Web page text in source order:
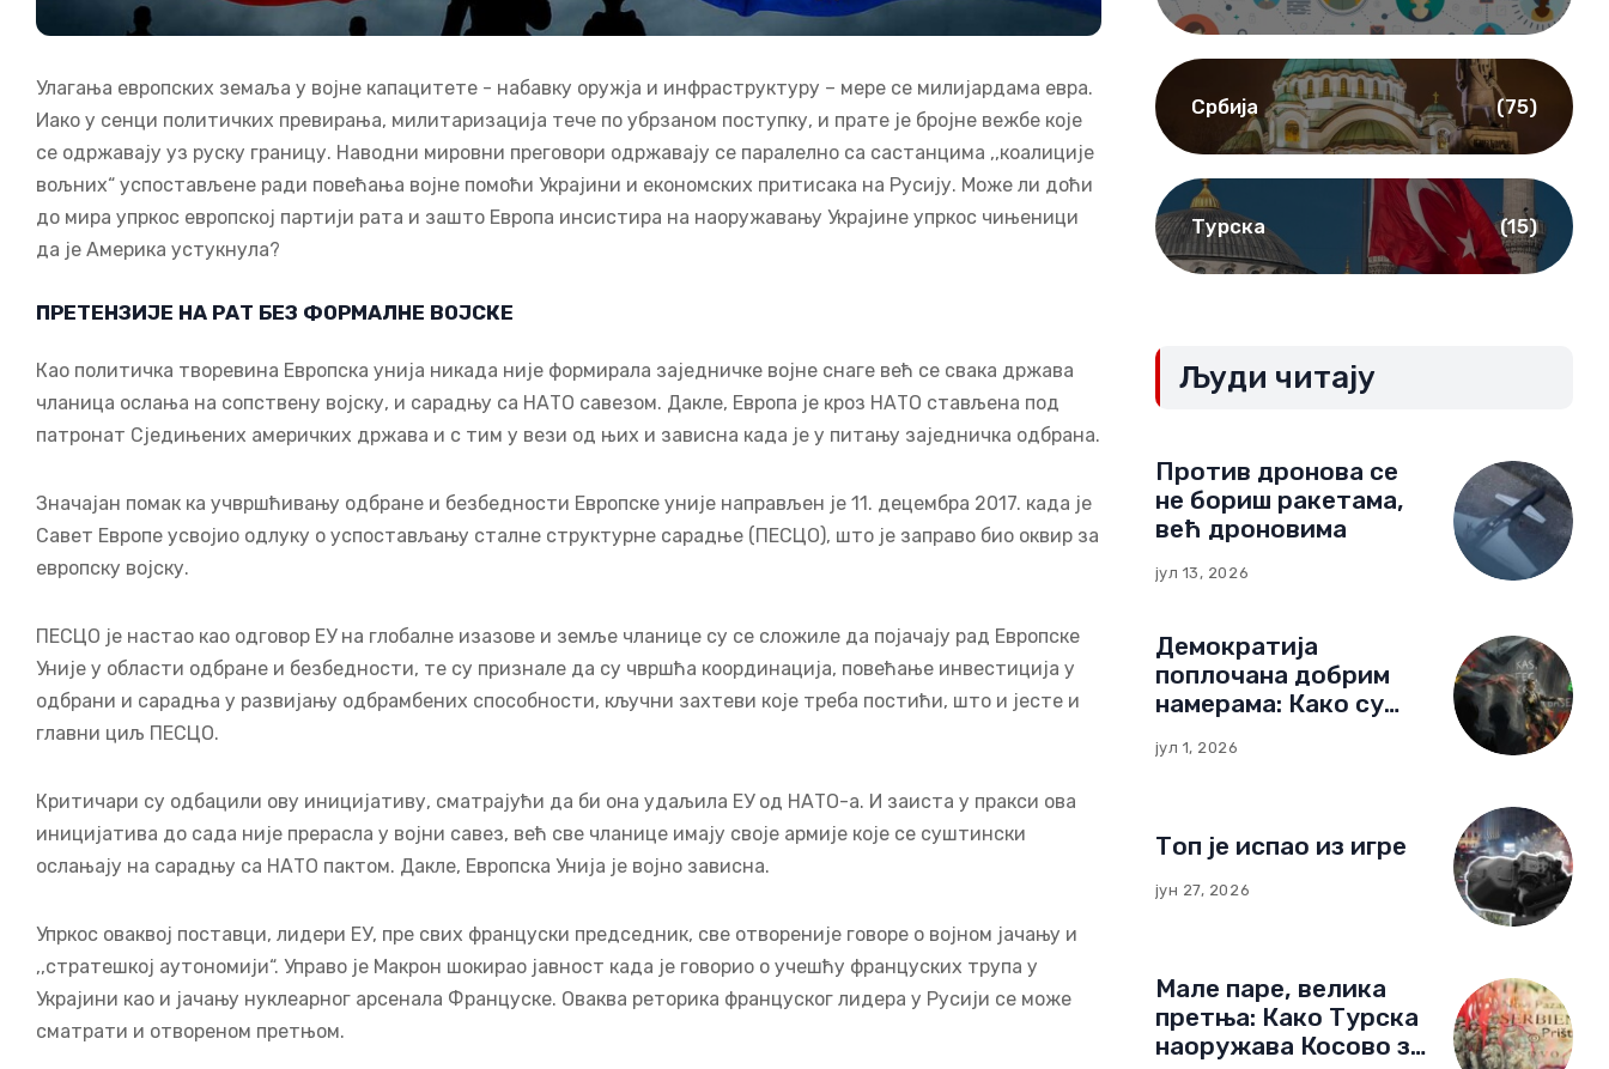
Улагања европских земаља у војне капацитете - набавку оружја и инфраструктуру – мере се милијардама евра.
Иако у сенци политичких превирања, милитаризација тече по убрзаном поступку, и прате је бројне вежбе које
се одржавају уз руску границу. Наводни мировни преговори одржавају се паралелно са састанцима ,,коалиције
вољних“ успостављене ради повећања војне помоћи Украјини и економских притисака на Русију. Може ли доћи
до мира упркос европској партији рата и зашто Европа инсистира на наоружавању Украјине упркос чињеници
да је Америка устукнула?
ПРЕТЕНЗИЈЕ НА РАТ БЕЗ ФОРМАЛНЕ ВОЈСКЕ
Као политичка творевина Европска унија никада није формирала заједничке војне снаге већ се свака држава
чланица ослања на сопствену војску, и сарадњу са НАТО савезом. Дакле, Европа је кроз НАТО стављена под
патронат Сједињених америчких држава и с тим у вези од њих и зависна када је у питању заједничка одбрана.
Значајан помак ка учвршћивању одбране и безбедности Европске уније направљен је 11. децембра 2017. када је
Савет Европе усвојио одлуку о успостављању сталне структурне сарадње (ПЕСЦО), што је заправо био оквир за
европску војску.
ПЕСЦО је настао као одговор ЕУ на глобалне изазове и земље чланице су се сложиле да појачају рад Европске
Уније у области одбране и безбедности, те су признале да су чвршћа координација, повећање инвестиција у
одбрани и сарадња у развијању одбрамбених способности, кључни захтеви које треба постићи, што и јесте и
главни циљ ПЕСЦО.
Критичари су одбацили ову иницијативу, сматрајући да би она удаљила ЕУ од НАТО-а. И заиста у пракси ова
иницијатива до сада није прерасла у војни савез, већ све чланице имају своје армије које се суштински
ослањају на сарадњу са НАТО пактом. Дакле, Европска Унија је војно зависна.
Упркос оваквој поставци, лидери ЕУ, пре свих француски председник, све отвореније говоре о војном јачању и
,,стратешкој аутономији“. Управо је Макрон шокирао јавност када је говорио о учешћу француских трупа у
Украјини као и јачању нуклеарног арсенала Француске. Оваква реторика француског лидера у Русији се може
сматрати и отвореном претњом.
Србија (75)
Турска (15)
Људи читају
Против дронова се
не бориш ракетама,
већ дроновима
јул 13, 2026
Демократија
поплочана добрим
намерама: Како су
изградиле мрежу
јул 1, 2026
Топ је испао из игре
јун 27, 2026
Мале паре, велика
претња: Како Турска
наоружава Косово за